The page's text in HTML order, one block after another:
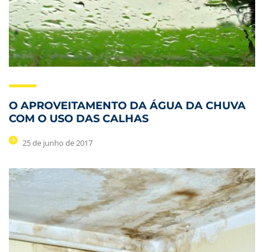
O APROVEITAMENTO DA ÁGUA DA CHUVA
COM O USO DAS CALHAS
25 de junho de 2017